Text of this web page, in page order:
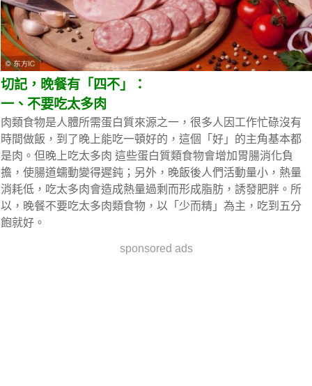
切記，晚餐有「四不」：
一、不要吃太多肉
肉類食物是人體所需蛋白質來源之一，很多人因工作忙碌沒有
時間做飯，到了晚上能吃一頓好的，這個「好」的主角基本都
是肉。但晚上吃太多肉 這些蛋白質類食物會增加胃腸消化負
擔，使腸道蠕動變得遲鈍；另外，晚飯後人們活動量小，熱量
消耗低，吃太多肉會造成熱量過剩而形成脂肪，誘發肥胖。所
以，晚餐不要吃太多肉類食物，以「少而精」為主，吃到五分
飽就好。
sponsored ads